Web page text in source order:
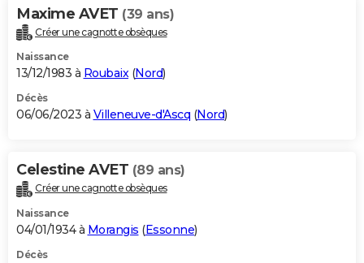
Maxime AVET (39 ans)
Créer une cagnotte obsèques
Naissance
13/12/1983 à Roubaix(Nord)
Décès
06/06/2023 à Villeneuve-d'Ascq (Nord)
Celestine AVET (89 ans)
Créer une cagnotte obsèques
Naissance
04/01/1934 à Morangis (Essonne)
Décès